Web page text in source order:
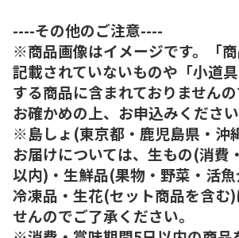
----その他のご注意----
※商品画像はイメージです。「
記載されていないものや「小道
する商品に含まれておりません
お確かめの上、お申込みください
※島しょ(東京都・鹿児島県・沖
お届けについては、生もの(消費
以内)・生鮮品(果物・野菜・活魚
冷凍品・生花(セット商品を含む
せんのでご了承ください。